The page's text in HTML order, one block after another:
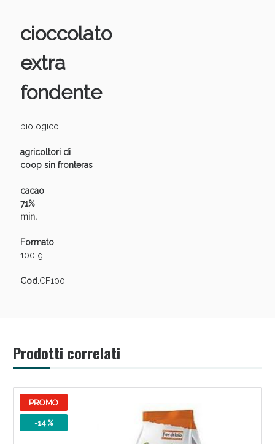
cioccolato
extra
fondente
biologico
agricoltori di
coop sin fronteras
cacao
71%
min.
Formato
100 g
Cod.CF100
Prodotti correlati
PROMO
-14 %
Sconto fino al 55% disponibile oggi!
Vie Urinarie e Prostata: Sconti fino al 45% oggi!